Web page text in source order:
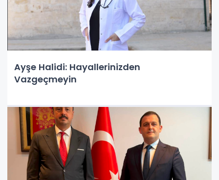
Ayşe Halidi: Hayallerinizden
Vazgeçmeyin